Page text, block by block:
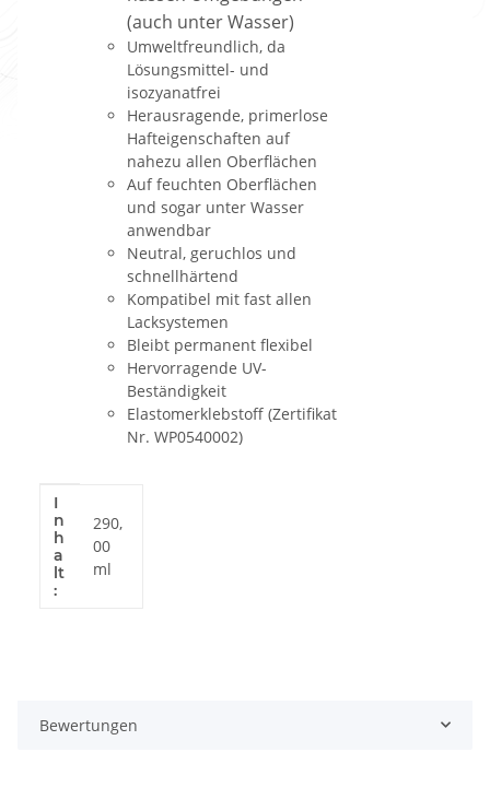
(auch unterWasser)
Umweltfreundlich, da
Lösungsmittel- und
isozyanatfrei
Herausragende, primerlose
Hafteigenschaften auf
nahezu allen Oberflächen
Auf feuchten Oberflächen
und sogar unter Wasser
anwendbar
Neutral, geruchlos und
schnellhärtend
Kompatibel mit fast allen
Lacksystemen
Bleibt permanent flexibel
Hervorragende UV-
Beständigkeit
Elastomerklebstoff (Zertifikat
Nr. WP0540002)
Produkteigenschaft
Wert
I
n
h
a
lt
:
290,
00
ml
Bewertungen